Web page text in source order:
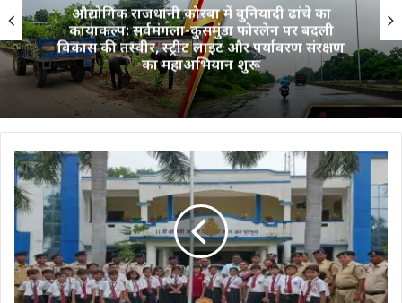
औद्योगिक राजधानी कोरबा में बुनियादी ढांचे का
कायाकल्प: सर्वमंगला-कुसमुंडा फोरलेन पर बदली
विकास की तस्वीर, स्ट्रीट लाइट और पर्यावरण संरक्षण
का महाअभियान शुरू
ब्रिलिएंट
पब्लिक
स्कूल
बनारी
जांजगीर
में
रक्षाबंधन
के